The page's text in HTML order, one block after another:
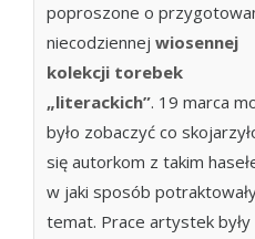
poproszone o
niecodziennej wiosennej
kolekcji torebek
„literackich”. 19 marca
było zobaczyć co
się autorkom z takim
w jaki sposób
temat. Prace artystek były